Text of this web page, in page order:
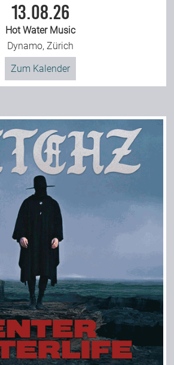
13.08.26
Hot Water Music
Dynamo, Zürich
Zum Kalender